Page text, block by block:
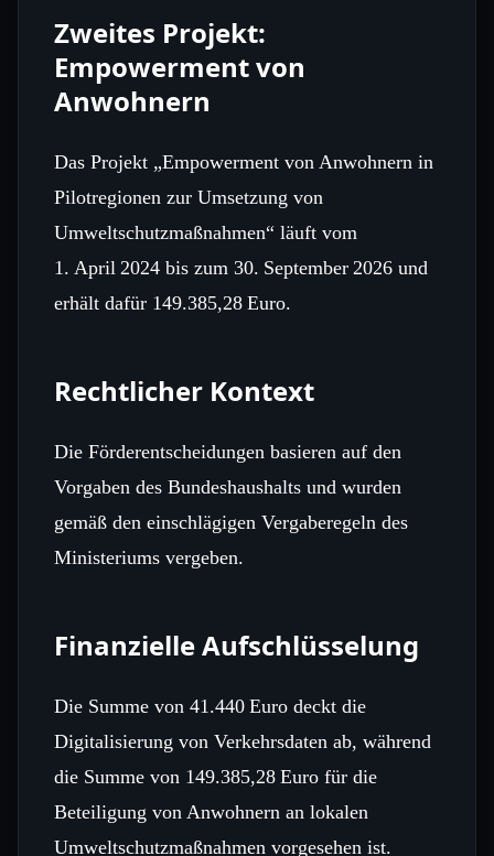
Zweites Projekt:
Empowerment von
Anwohnern
Das Projekt „Empowerment von Anwohnern in
Pilotregionen zur Umsetzung von
Umweltschutzmaßnahmen“ läuft vom
1. April 2024 bis zum 30. September 2026 und
erhält dafür 149.385,28 Euro.
Rechtlicher Kontext
Die Förderentscheidungen basieren auf den
Vorgaben des Bundeshaushalts und wurden
gemäß den einschlägigen Vergaberegeln des
Ministeriums vergeben.
Finanzielle Aufschlüsselung
Die Summe von 41.440 Euro deckt die
Digitalisierung von Verkehrsdaten ab, während
die Summe von 149.385,28 Euro für die
Beteiligung von Anwohnern an lokalen
Umweltschutzmaßnahmen vorgesehen ist.